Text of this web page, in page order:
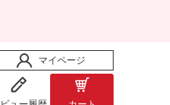
マイページ